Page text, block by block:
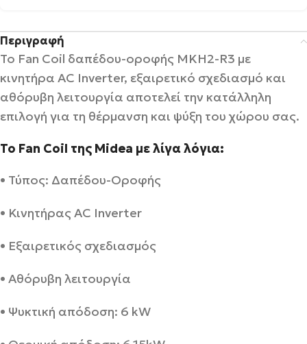
Περιγραφή
Το Fan Coil δαπέδου-οροφής MKH2-R3 με
κινητήρα AC Inverter, εξαιρετικό σχεδιασμό και
αθόρυβη λειτουργία αποτελεί την κατάλληλη
επιλογή για τη θέρμανση και ψύξη του χώρου σας.
Το Fan Coil της Midea με λίγα λόγια:
• Τύπος: Δαπέδου-Οροφής
• Κινητήρας AC Inverter
• Εξαιρετικός σχεδιασμός
• Αθόρυβη λειτουργία
• Ψυκτική απόδοση: 6 kW